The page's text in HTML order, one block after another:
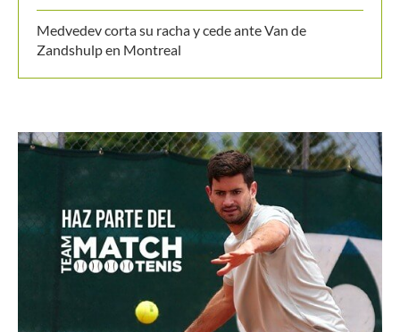
Medvedev corta su racha y cede ante Van de
Zandshulp en Montreal